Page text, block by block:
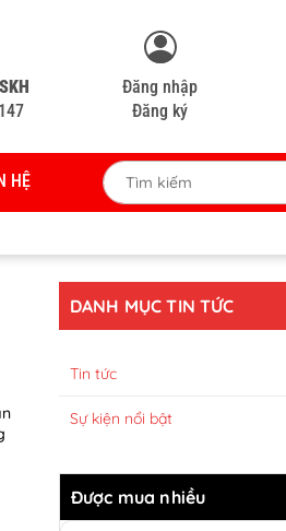
Đăng nhập
Đăng ký
HỆ
DANH MỤC TIN TỨC
Tin tức
Sự kiện nổi bật
Được mua nhiều